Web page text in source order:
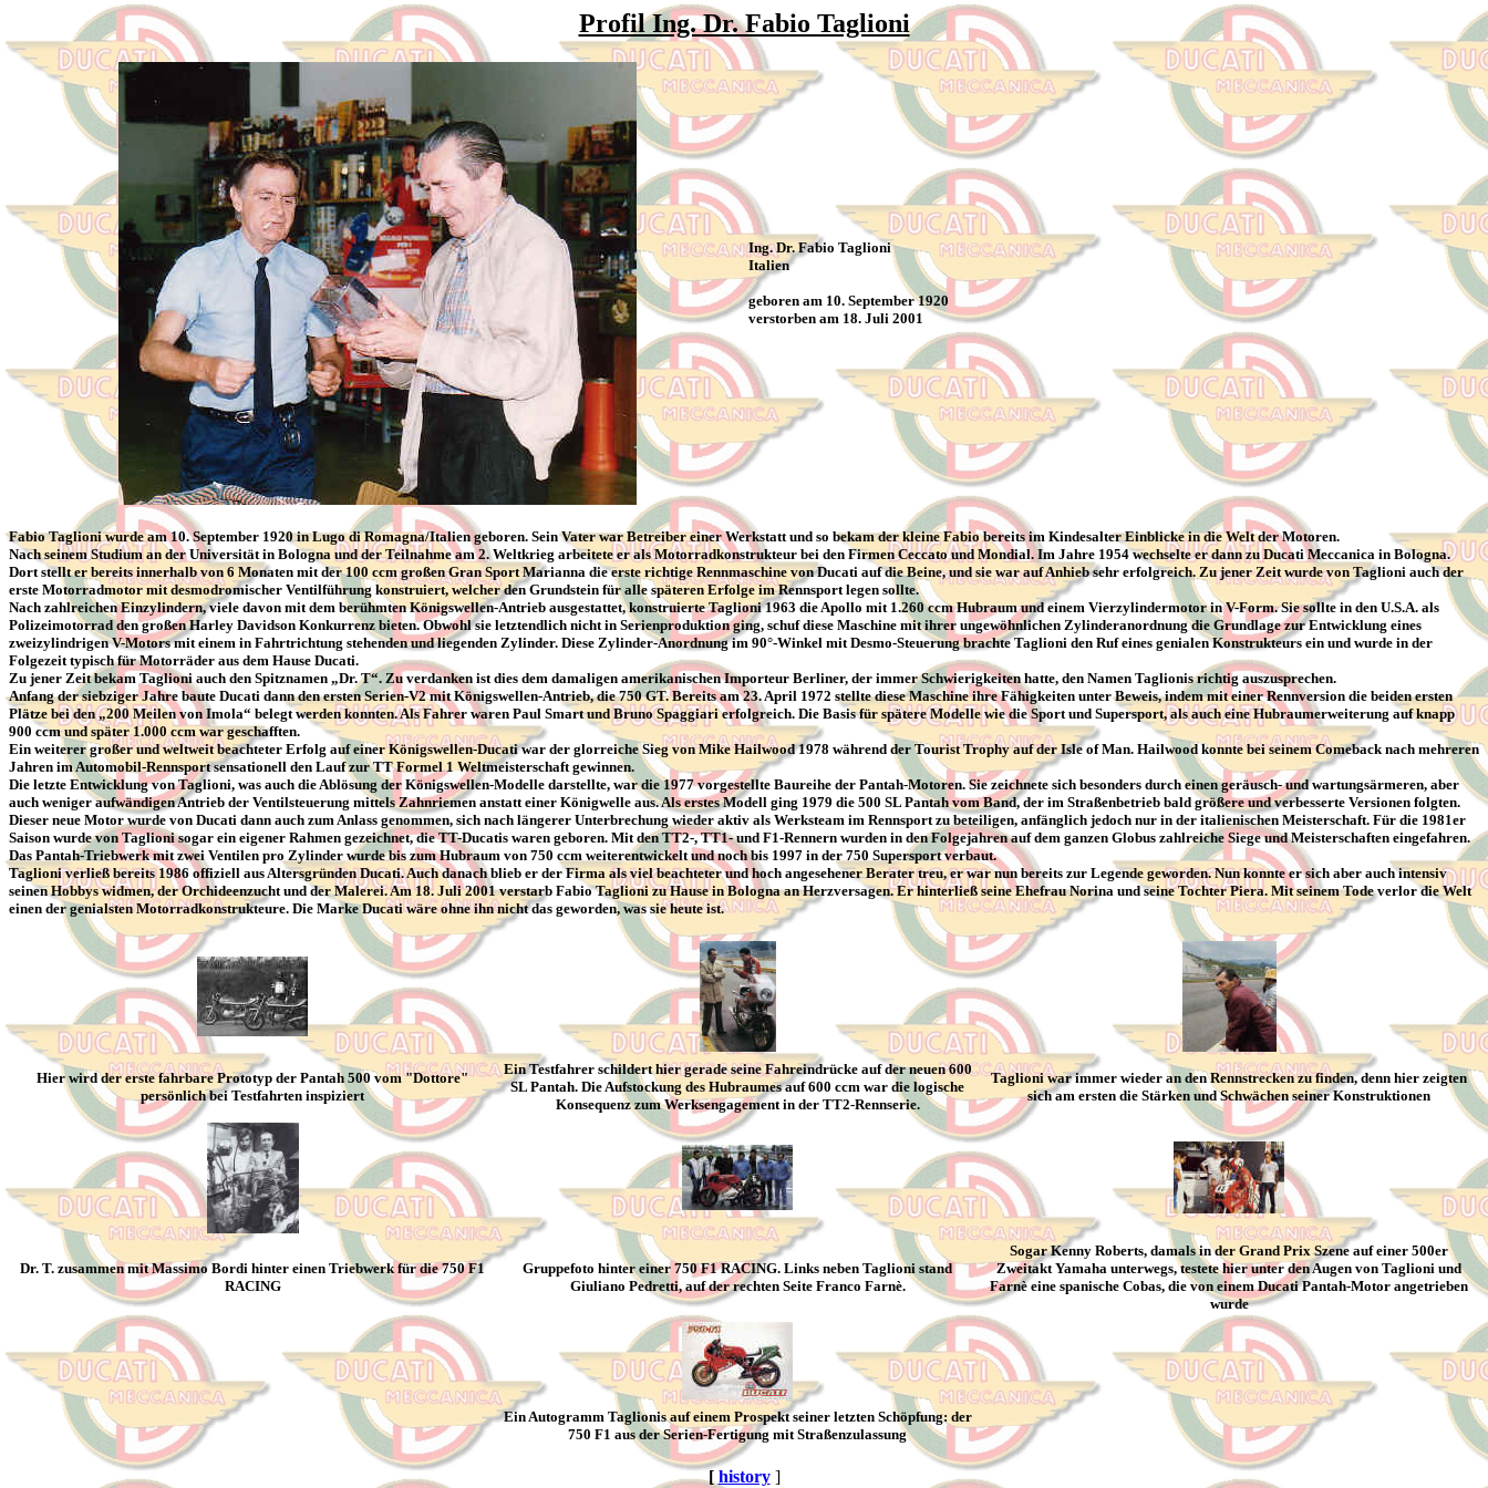
Profil Ing. Dr. Fabio Taglioni
Ing. Dr. Fabio Taglioni
Italien
geboren am 10. September 1920
verstorben am 18. Juli 2001
Fabio Taglioni wurde am 10. September 1920 in Lugo di Romagna/Italien geboren. Sein Vater war Betreiber einer Werkstatt und so bekam der kleine Fabio bereits im Kindesalter Einblicke in die Welt der Motoren.
Nach seinem Studium an der Universität in Bologna und der Teilnahme am 2. Weltkrieg arbeitete er als Motorradkonstrukteur bei den Firmen Ceccato und Mondial. Im Jahre 1954 wechselte er dann zu Ducati Meccanica in Bologna.
Dort stellt er bereits innerhalb von 6 Monaten mit der 100 ccm großen Gran Sport Marianna die erste richtige Rennmaschine von Ducati auf die Beine, und sie war auf Anhieb sehr erfolgreich. Zu jener Zeit wurde von Taglioni auch der
erste Motorradmotor mit desmodromischer Ventilführung konstruiert, welcher den Grundstein für alle späteren Erfolge im Rennsport legen sollte.
Nach zahlreichen Einzylindern, viele davon mit dem berühmten Königswellen-Antrieb ausgestattet, konstruierte Taglioni 1963 die Apollo mit 1.260 ccm Hubraum und einem Vierzylindermotor in V-Form. Sie sollte in den U.S.A. als
Polizeimotorrad den großen Harley Davidson Konkurrenz bieten. Obwohl sie letztendlich nicht in Serienproduktion ging, schuf diese Maschine mit ihrer ungewöhnlichen Zylinderanordnung die Grundlage zur Entwicklung eines
zweizylindrigen V-Motors mit einem in Fahrtrichtung stehenden und liegenden Zylinder. Diese Zylinder-Anordnung im 90°-Winkel mit Desmo-Steuerung brachte Taglioni den Ruf eines genialen Konstrukteurs ein und wurde in der
Folgezeit typisch für Motorräder aus dem Hause Ducati.
Zu jener Zeit bekam Taglioni auch den Spitznamen „Dr. T“. Zu verdanken ist dies dem damaligen amerikanischen Importeur Berliner, der immer Schwierigkeiten hatte, den Namen Taglionis richtig auszusprechen.
Anfang der siebziger Jahre baute Ducati dann den ersten Serien-V2 mit Königswellen-Antrieb, die 750 GT. Bereits am 23. April 1972 stellte diese Maschine ihre Fähigkeiten unter Beweis, indem mit einer Rennversion die beiden ersten
Plätze bei den „200 Meilen von Imola“ belegt werden konnten. Als Fahrer waren Paul Smart und Bruno Spaggiari erfolgreich. Die Basis für spätere Modelle wie die Sport und Supersport, als auch eine Hubraumerweiterung auf knapp
900 ccm und später 1.000 ccm war geschafften.
Ein weiterer großer und weltweit beachteter Erfolg auf einer Königswellen-Ducati war der glorreiche Sieg von Mike Hailwood 1978 während der Tourist Trophy auf der Isle of Man. Hailwood konnte bei seinem Comeback nach mehreren
Jahren im Automobil-Rennsport sensationell den Lauf zur TT Formel 1 Weltmeisterschaft gewinnen.
Die letzte Entwicklung von Taglioni, was auch die Ablösung der Königswellen-Modelle darstellte, war die 1977 vorgestellte Baureihe der Pantah-Motoren. Sie zeichnete sich besonders durch einen geräusch- und wartungsärmeren, aber
auch weniger aufwändigen Antrieb der Ventilsteuerung mittels Zahnriemen anstatt einer Königwelle aus. Als erstes Modell ging 1979 die 500 SL Pantah vom Band, der im Straßenbetrieb bald größere und verbesserte Versionen folgten.
Dieser neue Motor wurde von Ducati dann auch zum Anlass genommen, sich nach längerer Unterbrechung wieder aktiv als Werksteam im Rennsport zu beteiligen, anfänglich jedoch nur in der italienischen Meisterschaft. Für die 1981er
Saison wurde von Taglioni sogar ein eigener Rahmen gezeichnet, die TT-Ducatis waren geboren. Mit den TT2-, TT1- und F1-Rennern wurden in den Folgejahren auf dem ganzen Globus zahlreiche Siege und Meisterschaften eingefahren.
Das Pantah-Triebwerk mit zwei Ventilen pro Zylinder wurde bis zum Hubraum von 750 ccm weiterentwickelt und noch bis 1997 in der 750 Supersport verbaut.
Taglioni verließ bereits 1986 offiziell aus Altersgründen Ducati. Auch danach blieb er der Firma als viel beachteter und hoch angesehener Berater treu, er war nun bereits zur Legende geworden. Nun konnte er sich aber auch intensiv
seinen Hobbys widmen, der Orchideenzucht und der Malerei. Am 18. Juli 2001 verstarb Fabio Taglioni zu Hause in Bologna an Herzversagen. Er hinterließ seine Ehefrau Norina und seine Tochter Piera. Mit seinem Tode verlor die Welt
einen der genialsten Motorradkonstrukteure. Die Marke Ducati wäre ohne ihn nicht das geworden, was sie heute ist.
Hier wird der erste fahrbare Prototyp der Pantah 500 vom "Dottore"
persönlich bei Testfahrten inspiziert
Ein Testfahrer schildert hier gerade seine Fahreindrücke auf der neuen 600
SL Pantah. Die Aufstockung des Hubraumes auf 600 ccm war die logische
Konsequenz zum Werksengagement in der TT2-Rennserie.
Taglioni war immer wieder an den Rennstrecken zu finden, denn hier zeigten
sich am ersten die Stärken und Schwächen seiner Konstruktionen
Dr. T. zusammen mit Massimo Bordi hinter einen Triebwerk für die 750 F1
RACING
Gruppefoto hinter einer 750 F1 RACING. Links neben Taglioni stand
Giuliano Pedretti, auf der rechten Seite Franco Farnè.
Sogar Kenny Roberts, damals in der Grand Prix Szene auf einer 500er
Zweitakt Yamaha unterwegs, testete hier unter den Augen von Taglioni und
Farnè eine spanische Cobas, die von einem Ducati Pantah-Motor angetrieben
wurde
Ein Autogramm Taglionis auf einem Prospekt seiner letzten Schöpfung: der
750 F1 aus der Serien-Fertigung mit Straßenzulassung
[ history ]